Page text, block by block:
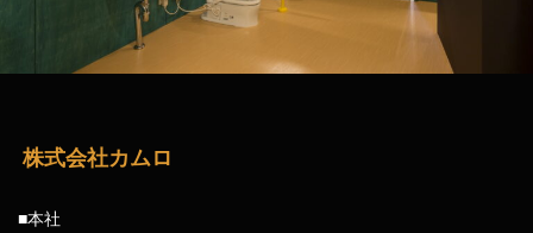
株式会社カムロ
■本社